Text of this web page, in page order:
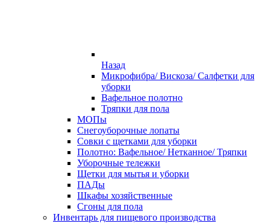
Назад
Микрофибра/ Вискоза/ Салфетки для
уборки
Вафельное полотно
Тряпки для пола
МОПы
Снегоуборочные лопаты
Совки с щетками для уборки
Полотно: Вафельное/ Нетканное/ Тряпки
Уборочные тележки
Щетки для мытья и уборки
ПАДы
Шкафы хозяйственные
Сгоны для пола
Инвентарь для пищевого производства